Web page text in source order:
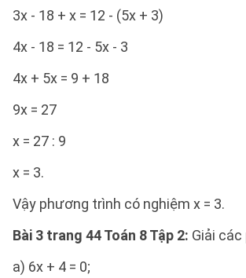
3x - 18 + x = 12 - (5x + 3)
4x - 18 = 12 - 5x - 3
4x + 5x = 9 + 18
9x = 27
x = 27 : 9
x = 3.
Vậy phương trình có nghiệm x = 3.
Bài 3 trang 44 Toán 8 Tập 2: Giải
a) 6x + 4 = 0;